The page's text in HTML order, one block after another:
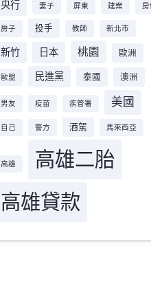
央行 妻子 屏東 建案 房
房子 投手 教師 新北市
新竹 日本 桃園 歐洲
歐盟 民進黨 泰國 澳洲
男友 疫苗 疾管署 美國
自己 警方 酒駕 馬來西亞
高雄
高雄二胎
高雄貸款